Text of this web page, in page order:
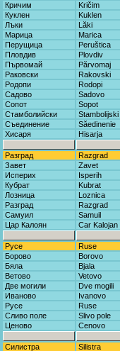
Кричим
Kričim
Куклен
Kuklen
Лъки
Lăki
Марица
Marica
Перущица
Peruštica
Пловдив
Plovdiv
Първомай
Părvomaj
Раковски
Rakovski
Родопи
Rodopi
Садово
Sadovo
Сопот
Sopot
Стамболийски
Stambolijski
Съединение
Săedinenie
Хисаря
Hisarja
Разград
Razgrad
Завет
Zavet
Исперих
Isperih
Кубрат
Kubrat
Лозница
Loznica
Разград
Razgrad
Самуил
Samuil
Цар Калоян
Car Kalojan
Русе
Ruse
Борово
Borovo
Бяла
Bjala
Ветово
Vetovo
Две могили
Dve mogili
Иваново
Ivanovo
Русе
Ruse
Сливо поле
Slivo pole
Ценово
Cenovo
Силистра
Silistra